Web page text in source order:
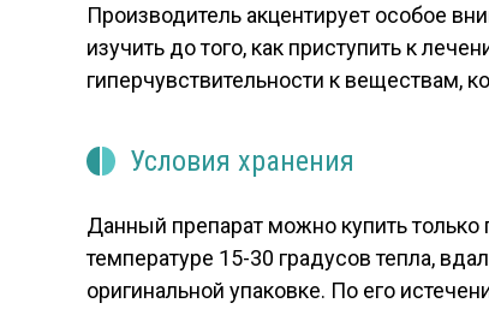
Производитель акцентирует особое
изучить до того, как приступить к
гиперчувствительности к веществам,
Условия хранения
Данный препарат можно купить только
температуре 15-30 градусов тепла,
оригинальной упаковке. По его